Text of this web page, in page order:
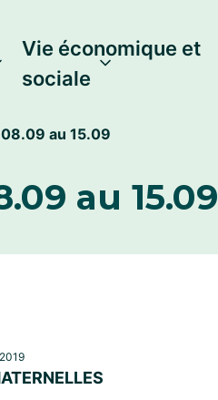
Vie économique et
sociale
au 15.09
au 15.09